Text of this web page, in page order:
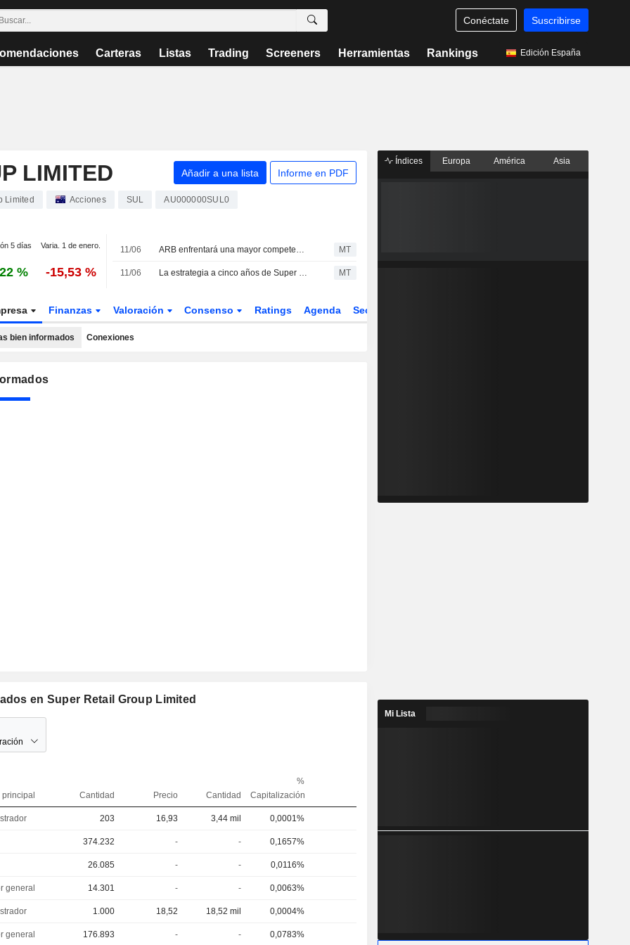
Conéctate Suscribirse
Carteras Listas Trading Screeners Herramientas Rankings Edición España
LIMITED Añadir a una lista Informe en PDF
Limited Acciones SUL AU000000SUL0
5 días Varia. 1 de enero.
% -15,53 %
11/06 ARB enfrentará una mayor competencia ante la estrategia de Supercheap Auto de Super Retail, según Citi MT
11/06 La estrategia a cinco años de Super Retail Group se centra en la expansión de su red de tiendas y el crecimiento por categorías MT
Finanzas Valoración Consenso Ratings Agenda Sector
bien informados Conexiones
en Super Retail Group Limited
Cantidad Precio Cantidad
%
Capitalización
203 16,93 3,44 mil 0,0001%
374.232 - - 0,1657%
26.085 - - 0,0116%
general 14.301 - - 0,0063%
1.000 18,52 18,52 mil 0,0004%
general 176.893 - - 0,0783%
Índices Europa América Asia
Mi Lista